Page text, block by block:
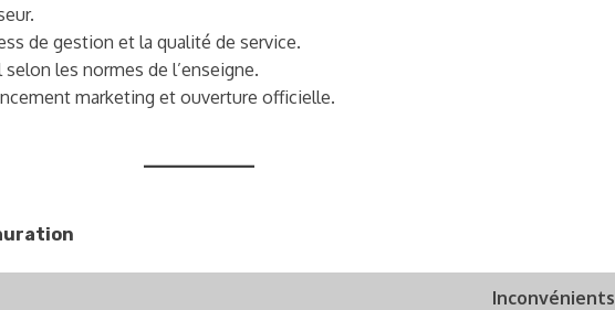
de gestion et la qualité de service.
les normes de l’enseigne.
marketing et ouverture officielle.
Inconvénients